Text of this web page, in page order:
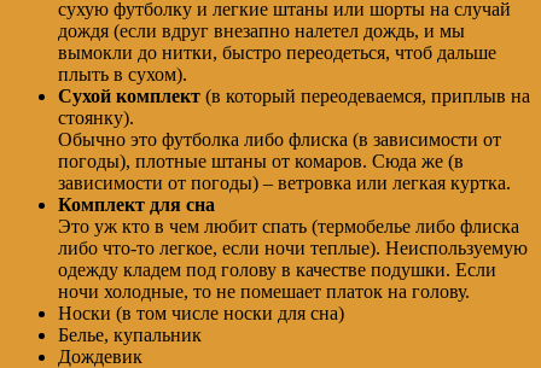
сухую футболку и легкие штаны или шорты на случай
дождя (если вдруг внезапно налетел дождь, и мы
вымокли до нитки, быстро переодеться, чтоб дальше
плыть в сухом).
Сухой комплект (в который переодеваемся, приплыв на
стоянку).
Обычно это футболка либо флиска (в зависимости от
погоды), плотные штаны от комаров. Сюда же (в
зависимости от погоды) – ветровка или легкая куртка.
Комплект для сна
Это уж кто в чем любит спать (термобелье либо флиска
либо что-то легкое, если ночи теплые). Неиспользуемую
одежду кладем под голову в качестве подушки. Если
ночи холодные, то не помешает платок на голову.
Носки (в том числе носки для сна)
Белье, купальник
Дождевик